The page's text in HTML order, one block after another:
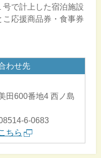
号で計上した宿泊施設
応援商品券・食事券
わせ先
田600番地4 西ノ島
6-0683
ちら